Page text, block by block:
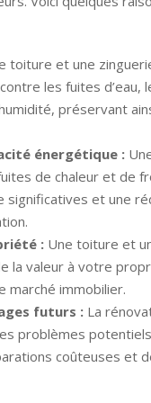
toiture et une
les fuites d’eau,
préservant
énergétique :
de chaleur et de
significatives et une
: Une toiture et
la valeur à votre
marché immobilier.
futurs : La
problèmes potentiels
coûteuses et